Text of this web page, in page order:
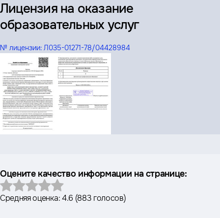
Лицензия на оказание
образовательных услуг
№ лицензии: Л035-01271-78/04428984
Оцените качество информации на странице:
Средняя оценка:4.6 (883 голосов)